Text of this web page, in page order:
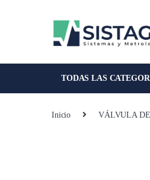
TODAS LAS
Inicio VÁLVULA